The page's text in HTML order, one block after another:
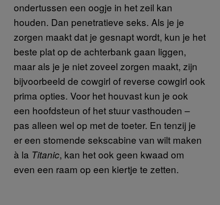
ondertussen een oogje in het zeil kan
houden. Dan penetratieve seks. Als je je
zorgen maakt dat je gesnapt wordt, kun je het
beste plat op de achterbank gaan liggen,
maar als je je niet zoveel zorgen maakt, zijn
bijvoorbeeld de cowgirl of reverse cowgirl ook
prima opties. Voor het houvast kun je ook
een hoofdsteun of het stuur vasthouden –
pas alleen wel op met de toeter. En tenzij je
er een stomende sekscabine van wilt maken
à la Titanic, kan het ook geen kwaad om
even een raam op een kiertje te zetten.